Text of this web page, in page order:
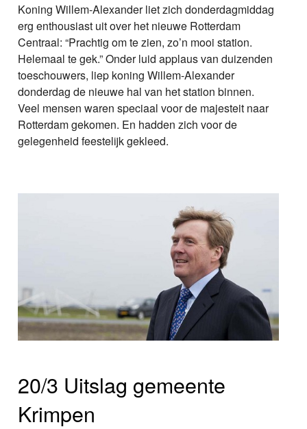
Koning Willem-Alexander liet zich donderdagmiddag
erg enthousiast uit over het nieuwe Rotterdam
Centraal: “Prachtig om te zien, zo’n mooi station.
Helemaal te gek.” Onder luid applaus van duizenden
toeschouwers, liep koning Willem-Alexander
donderdag de nieuwe hal van het station binnen.
Veel mensen waren speciaal voor de majesteit naar
Rotterdam gekomen. En hadden zich voor de
gelegenheid feestelijk gekleed.
20/3 Uitslag gemeente
Krimpen